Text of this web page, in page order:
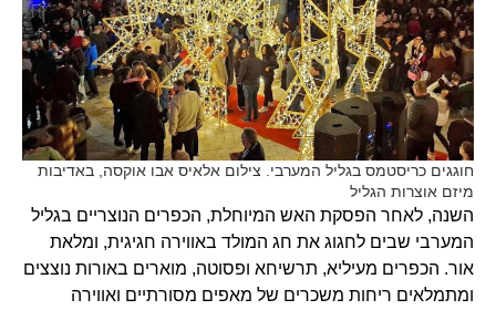
חוגגים כריסטמס בגליל המערבי. צילום אלאיס אבו אוקסה, באדיבות
מיזם אוצרות הגליל
השנה, לאחר הפסקת האש המיוחלת, הכפרים הנוצריים בגליל
המערבי שבים לחגוג את חג המולד באווירה חגיגית, ומלאת
אור. הכפרים מעיליא, תרשיחא ופסוטה, מוארים באורות נוצצים
ומתמלאים ריחות משכרים של מאפים מסורתיים ואווירה